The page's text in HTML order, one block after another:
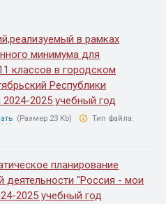
в рамках
минимума для
классов в городском
Республики
2025 учебный год
(Размер 23 Kb)
Тип файла:
планирование
деятельности "Россия - мои
2025 учебный год